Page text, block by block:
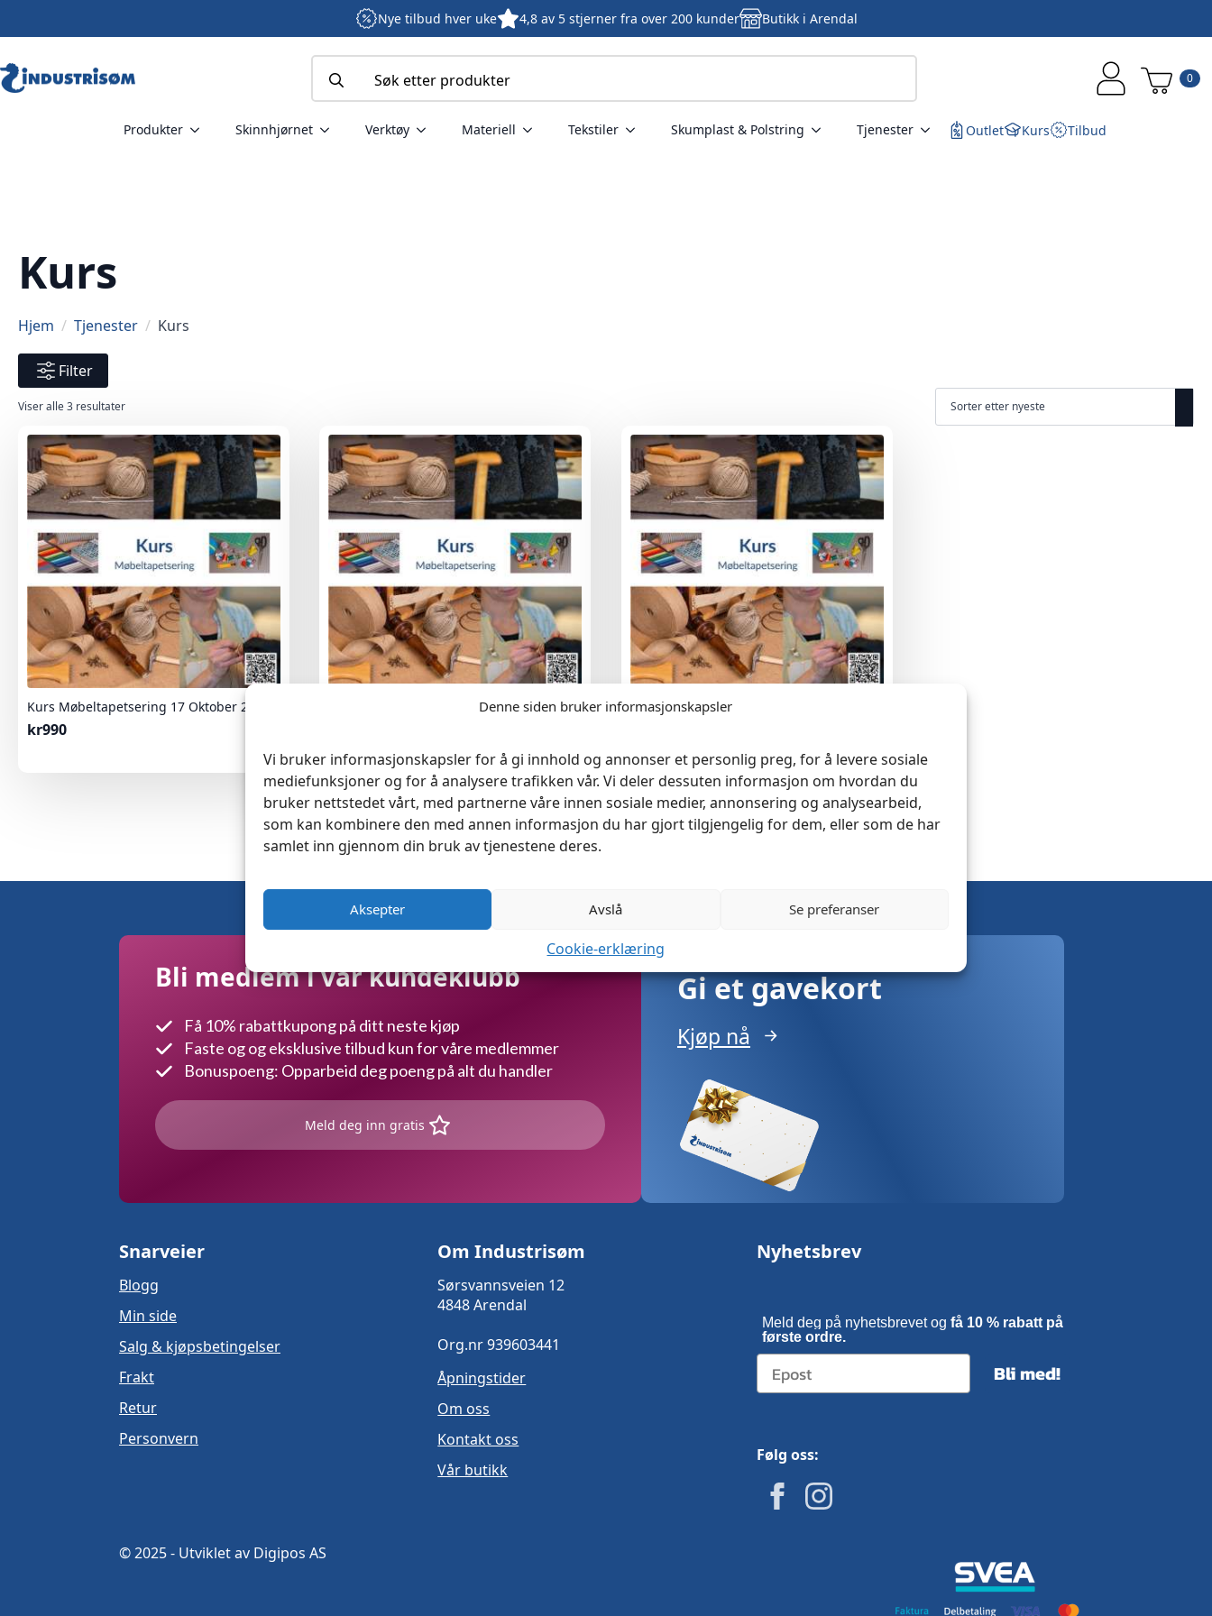
Denne siden bruker informasjonskapsler
Vi bruker informasjonskapsler for å gi innhold og annonser et personlig preg, for å levere sosiale
mediefunksjoner og for å analysere trafikken vår. Vi deler dessuten informasjon om hvordan du
bruker nettstedet vårt, med partnerne våre innen sosiale medier, annonsering og analysearbeid,
som kan kombinere den med annen informasjon du har gjort tilgjengelig for dem, eller som de har
samlet inn gjennom din bruk av tjenestene deres.
Aksepter Avslå Se preferanser
Cookie-erklæring
Nye tilbud hver uke 4,8 av 5 stjerner fra over 200 kunder Butikk i Arendal
for:
0
Produkter Skinnhjørnet Verktøy Materiell Tekstiler Skumplast & Polstring Tjenester Outlet Kurs Tilbud
Kurs
Hjem Tjenester Kurs
Filter
Viser alle 3 resultaterSortert
nyeste
Kurs Møbeltapetsering 17 Oktober 2026
kr990
Kurs Møbeltapetsering 3. Oktober 2026
Kurs Møbeltapetsering 5. September
Bli medlem i vår kundeklubb
Få 10% rabattkupong på ditt neste kjøp
Faste og og eksklusive tilbud kun for våre medlemmer
Bonuspoeng: Opparbeid deg poeng på alt du handler
Meld deg inn gratis
Gi et gavekort
Kjøp nå
Snarveier
Blogg
Min side
Salg & kjøpsbetingelser
Frakt
Retur
Personvern
Om Industrisøm
Sørsvannsveien 12
4848 Arendal
Org.nr 939603441
Åpningstider
Om oss
Kontakt oss
Vår butikk
Nyhetsbrev
Meld deg på nyhetsbrevet og få 10 % rabatt på
første ordre.
Bli med!
Følg oss:
© 2025 - Utviklet av Digipos AS